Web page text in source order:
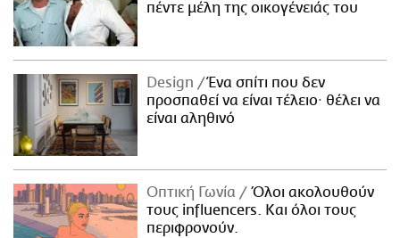
πέντε μέλη της οικογένειάς του
Design
Ένα σπίτι που δεν
προσπαθεί να είναι τέλειο· θέλει να
είναι αληθινό
Οπτική Γωνία
Όλοι ακολουθούν
τους influencers. Και όλοι τους
περιφρονούν.